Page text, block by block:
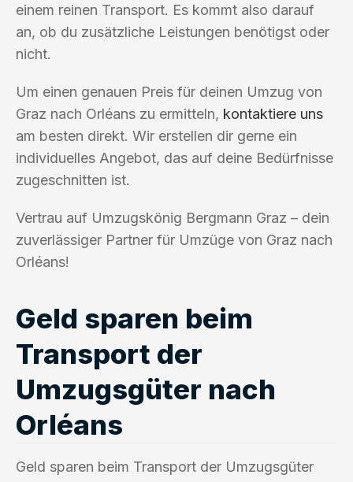
einem reinen Transport. Es kommt also darauf
an, ob du zusätzliche Leistungen benötigst oder
nicht.
Um einen genauen Preis für deinen Umzug von
Graz nach Orléans zu ermitteln, kontaktiere uns
am besten direkt. Wir erstellen dir gerne ein
individuelles Angebot, das auf deine Bedürfnisse
zugeschnitten ist.
Vertrau auf Umzugskönig Bergmann Graz – dein
zuverlässiger Partner für Umzüge von Graz nach
Orléans!
Geld sparen beim
Transport der
Umzugsgüter nach
Orléans
Geld sparen beim Transport der Umzugsgüter